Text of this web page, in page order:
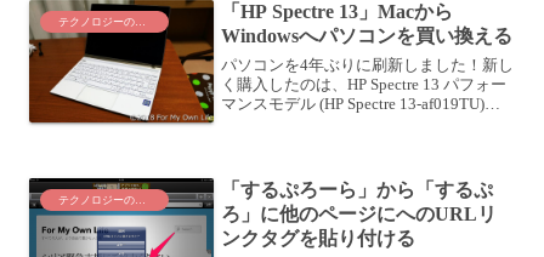
テクノロジーのこと
「HP Spectre 13」Macから
Windowsへパソコンを買い換える
パソコンを4年ぶりに刷新しました！新し
く購入したのは、HP Spectre 13 パフォー
マンスモデル (HP Spectre 13-af019TU)で
テクノロジーのこと
「するぷろーら」から「するぷ
ろ」に他のページにへのURLリ
ンクタグを貼り付ける